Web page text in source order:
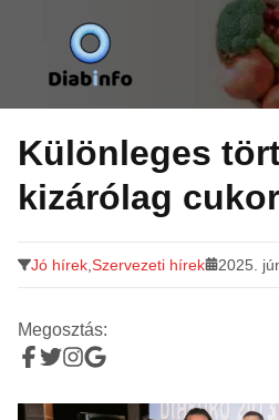
Tovább
tartalomra
Diabinfo.hu – Információk
Különleges
kizárólag
Jó hírek Szervezeti hírek 2025.
Megosztás: